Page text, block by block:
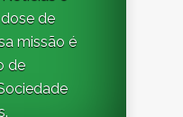
de
missão é
de